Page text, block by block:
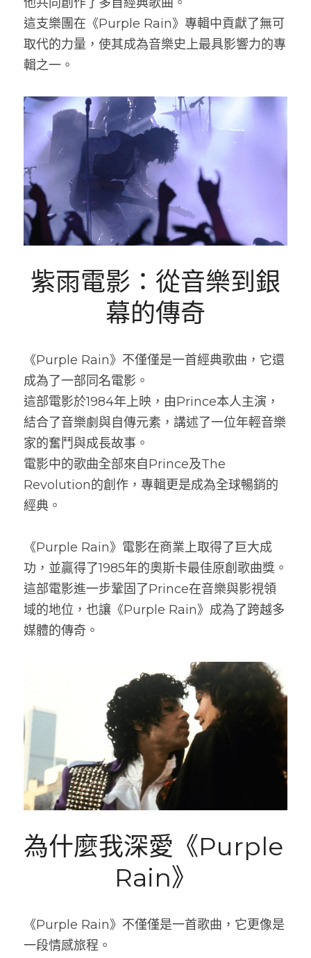
這支樂團在《Purple Rain》專輯中貢獻了無可
取代的力量，使其成為音樂史上最具影響力的專
輯之一。
紫雨電影：從音樂到銀
幕的傳奇
《Purple Rain》不僅僅是一首經典歌曲，它還
成為了一部同名電影。
這部電影於1984年上映，由Prince本人主演，
結合了音樂劇與自傳元素，講述了一位年輕音樂
家的奮鬥與成長故事。
電影中的歌曲全部來自Prince及The
Revolution的創作，專輯更是成為全球暢銷的
經典。
《Purple Rain》電影在商業上取得了巨大成
功，並贏得了1985年的奧斯卡最佳原創歌曲獎。
這部電影進一步鞏固了Prince在音樂與影視領
域的地位，也讓《Purple Rain》成為了跨越多
媒體的傳奇。
為什麼我深愛《Purple
Rain》
《Purple Rain》不僅僅是一首歌曲，它更像是
一段情感旅程。